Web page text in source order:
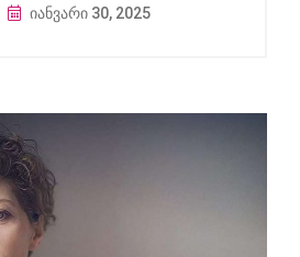
იანვარი 30, 2025